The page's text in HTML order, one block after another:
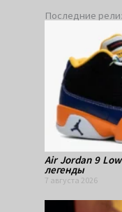
Последние
Air Jordan 9
легенды
7 августа 2026